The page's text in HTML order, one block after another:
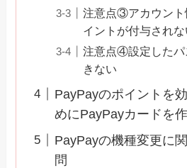
注意点③アカウント
イントが付与され
注意点④設定したパ
きない
PayPayのポイントを
めにPayPayカードを
PayPayの機種変更に
問